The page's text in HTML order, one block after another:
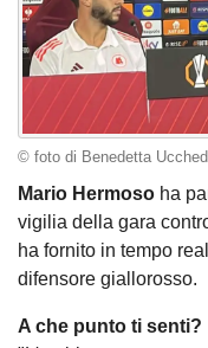
© foto di Benedetta
Mario Hermoso ha
vigilia della gara
ha fornito in tempo
difensore giallorosso.
A che punto ti senti?